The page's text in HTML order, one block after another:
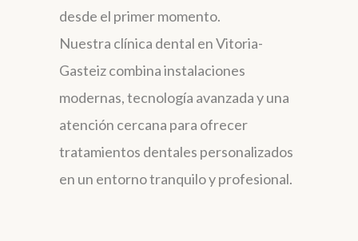
desde el primer momento.
Nuestra clínica dental en Vitoria-
Gasteiz combina instalaciones
modernas, tecnología avanzada y una
atención cercana para ofrecer
tratamientos dentales personalizados
en un entorno tranquilo y profesional.